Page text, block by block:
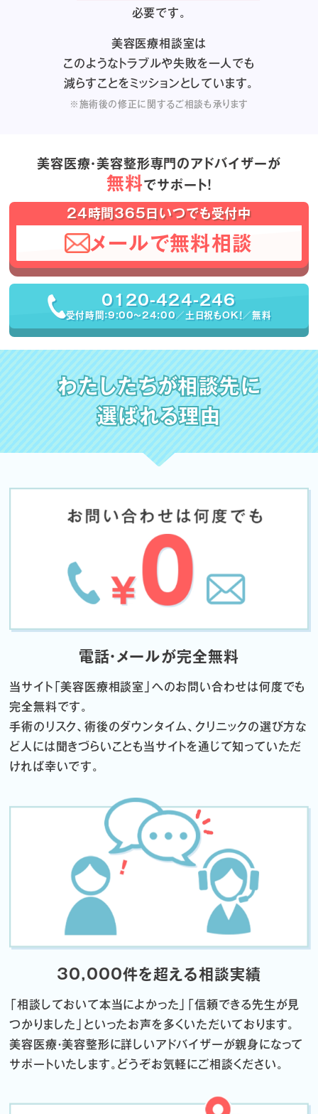
必要です。
美容医療相談室は
このようなトラブルや失敗を一人でも
減らすことをミッションとしています。
※施術後の修正に関するご相談も承ります
美容医療・美容整形専門のアドバイザーが
無料でサポート！
24時間365日いつでも受付中
メールで無料相談
0120-424-246
受付時間：9:00〜24:00／土日祝もOK！／無料
わたしたちが相談先に
選ばれる理由
電話・メールが完全無料
当サイト「美容医療相談室」へのお問い合わせは何度でも
完全無料です。
手術のリスク、術後のダウンタイム、クリニックの選び方な
ど 人には聞きづらいことも当サイトを通じて知っていただ
ければ幸いです。
30,000件を超える相談実績
「相談しておいて本当によかった」「信頼できる先生が見
つかりました」 といったお声を多くいただいております。
美容医療・美容整形に詳しいアドバイザーが親身になって
サポートいたします。 どうぞお気軽にご相談ください。